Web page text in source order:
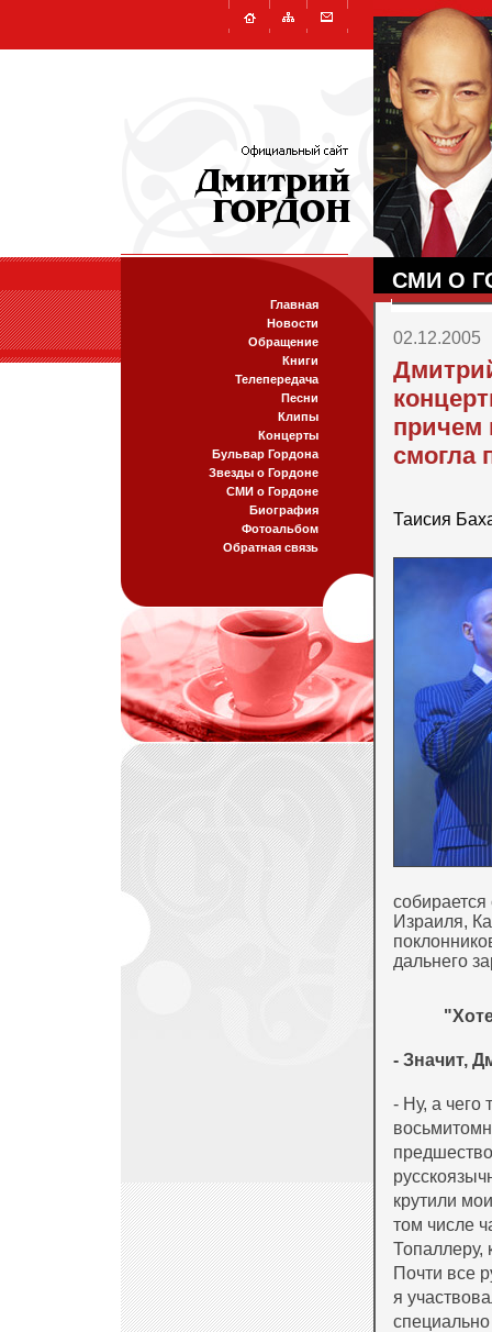
Главная
Новости
Обращение
Книги
Телепередача
Песни
Клипы
Концерты
Бульвар Гордона
Звезды о Гордоне
СМИ о Гордоне
Биография
Фотоальбом
Обратная связь
СМИ О
02.12.2005
причем
смогла
Таисия
Израиля,
дальнего
- Значит,
- Ну, а чего
крутили
том числе
Топаллеру,
Почти все
я